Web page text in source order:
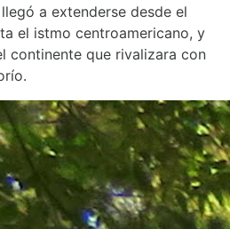
a extenderse desde el
el istmo centroamericano, y
continente que rivalizara con